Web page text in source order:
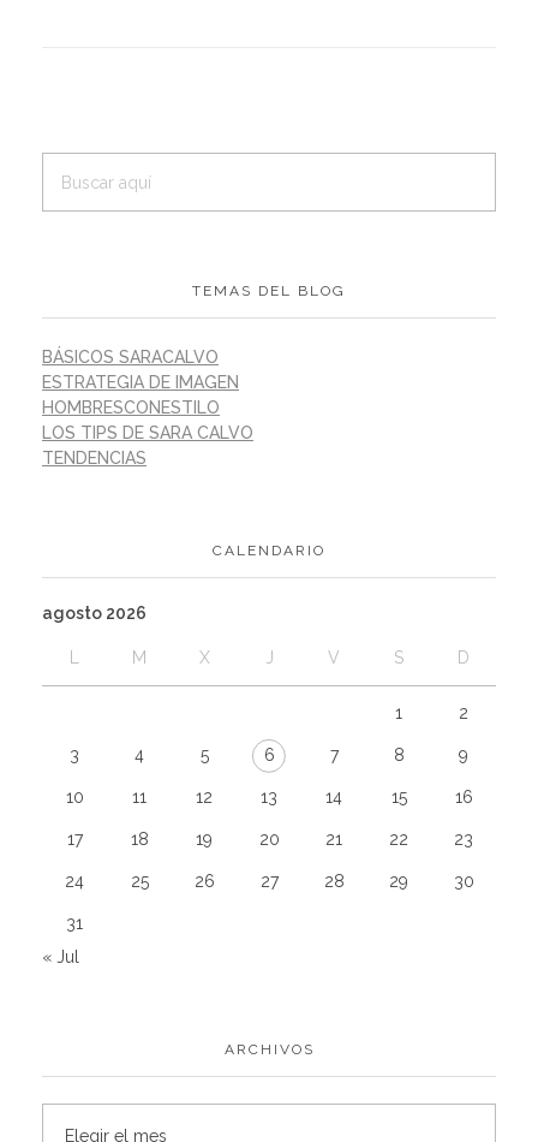
TEMAS DEL BLOG
BÁSICOS SARACALVO
ESTRATEGIA DE IMAGEN
HOMBRESCONESTILO
LOS TIPS DE SARA CALVO
TENDENCIAS
CALENDARIO
agosto 2026
M X J V S D
1 2
3 4 5 6 7 8 9
10 11 12 13 14 15 16
17 18 19 20 21 22 23
24 25 26 27 28 29 30
31
« Jul
ARCHIVOS